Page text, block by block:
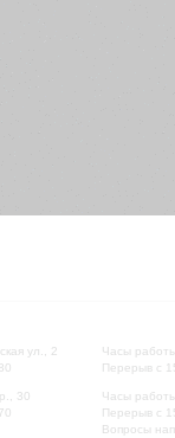
ул., 2
30
Часы
Перерыв с
Часы
Перерыв с
Вопросы